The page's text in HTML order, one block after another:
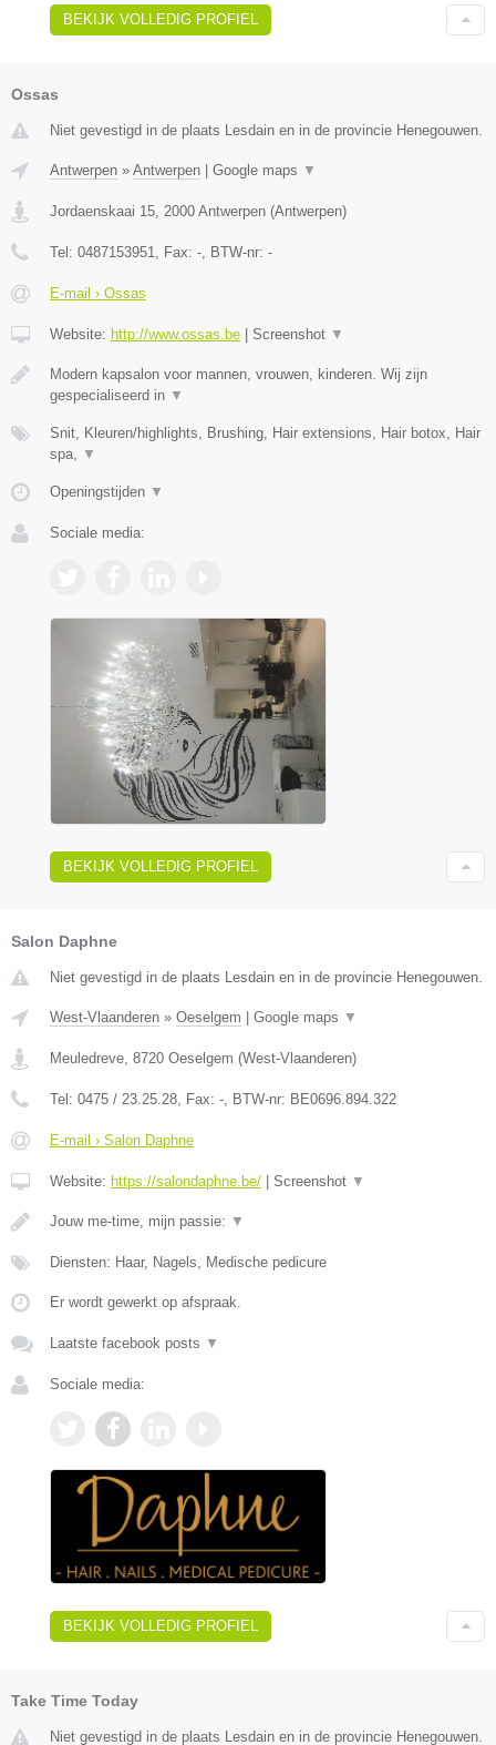
BEKIJK VOLLEDIG PROFIEL
Ossas
Niet gevestigd in de plaats Lesdain en in de provincie Henegouwen.
Antwerpen » Antwerpen | Google maps ▼
Jordaenskaai 15 2000 Antwerpen (Antwerpen)
Tel: 0487153951 , Fax: - , BTW-nr: -
E-mail › Ossas
Website: http://www.ossas.be | Screenshot ▼
Modern kapsalon voor mannen, vrouwen, kinderen. Wij zijn
gespecialiseerd in ▼
Snit, Kleuren/highlights, Brushing, Hair extensions, Hair botox, Hair
spa,
▼
Openingstijden ▼
Sociale media:
BEKIJK VOLLEDIG PROFIEL
Salon Daphne
Niet gevestigd in de plaats Lesdain en in de provincie Henegouwen.
West-Vlaanderen » Oeselgem Google maps ▼
Meuledreve, 8720 Oeselgem (West-Vlaanderen)
Tel: 0475 / 23.25.28, Fax: -, BTW-nr: BE0696.894.322
E-mail › Salon Daphne
Website: https://salondaphne.be/ Screenshot ▼
Jouw me-time, mijn passie: ▼
Diensten: Haar, Nagels, Medische pedicure
Er wordt gewerkt op afspraak.
Laatste facebook posts ▼
Sociale media:
BEKIJK VOLLEDIG PROFIEL
Take Time Today
Niet gevestigd in de plaats Lesdain en in de provincie Henegouwen.